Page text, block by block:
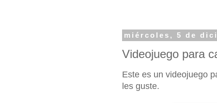
miércoles, 5 de
Videojuego para
Este es un videojuego
les guste.